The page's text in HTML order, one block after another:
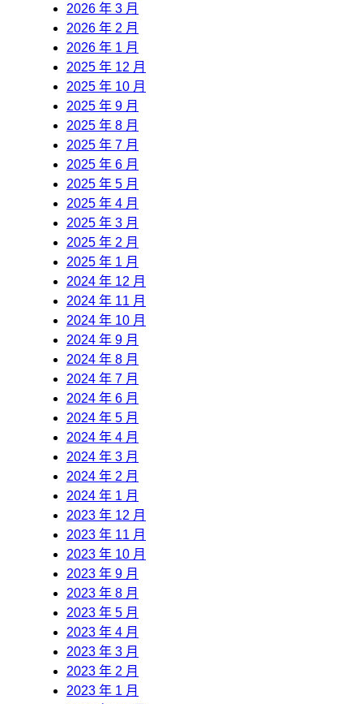
2026 年 3 月
2026 年 2 月
2026 年 1 月
2025 年 12 月
2025 年 10 月
2025 年 9 月
2025 年 8 月
2025 年 7 月
2025 年 6 月
2025 年 5 月
2025 年 4 月
2025 年 3 月
2025 年 2 月
2025 年 1 月
2024 年 12 月
2024 年 11 月
2024 年 10 月
2024 年 9 月
2024 年 8 月
2024 年 7 月
2024 年 6 月
2024 年 5 月
2024 年 4 月
2024 年 3 月
2024 年 2 月
2024 年 1 月
2023 年 12 月
2023 年 11 月
2023 年 10 月
2023 年 9 月
2023 年 8 月
2023 年 5 月
2023 年 4 月
2023 年 3 月
2023 年 2 月
2023 年 1 月